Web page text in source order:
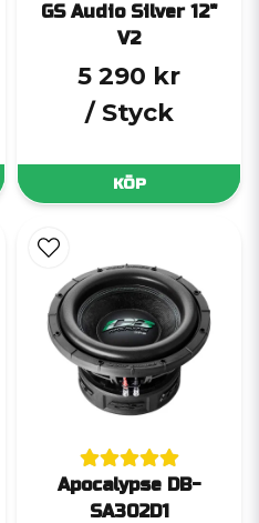
GS Audio Silver 12"
V2
5 290 kr
/ Styck
KÖP
Apocalypse DB-
SA302D1